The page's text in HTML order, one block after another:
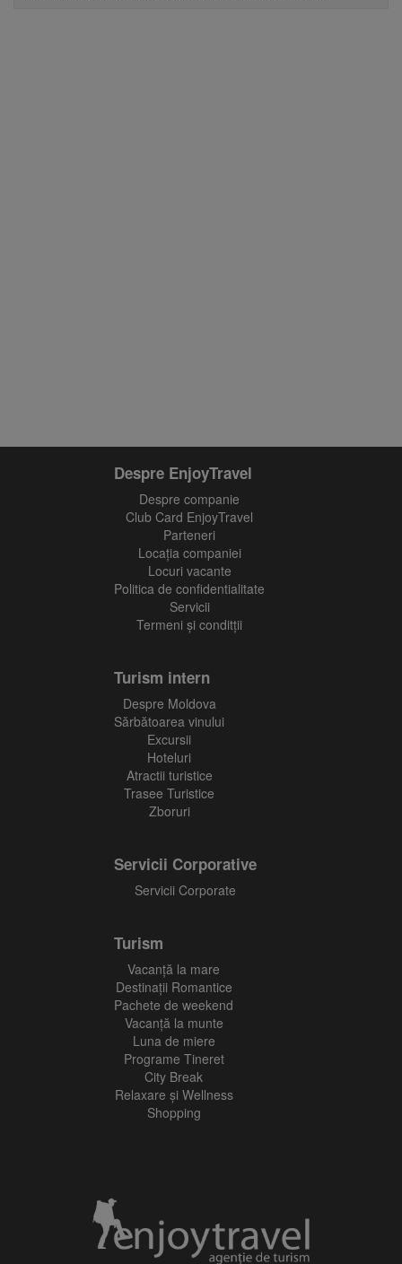
Despre EnjoyTravel
Despre companie
Club Card EnjoyTravel
Parteneri
Locaţia companiei
Locuri vacante
Politica de confidentialitate
Servicii
Termeni și conditții
Turism intern
Despre Moldova
Sărbătoarea vinului
Excursii
Hoteluri
Atractii turistice
Trasee Turistice
Zboruri
Servicii Corporative
Servicii Corporate
Turism
Vacanţă la mare
Destinații Romantice
Pachete de weekend
Vacanță la munte
Luna de miere
Programe Tineret
City Break
Relaxare și Wellness
Shopping